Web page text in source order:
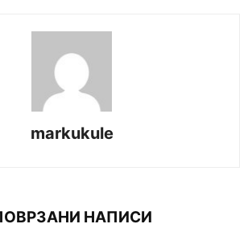
markukule
НАПИСИ